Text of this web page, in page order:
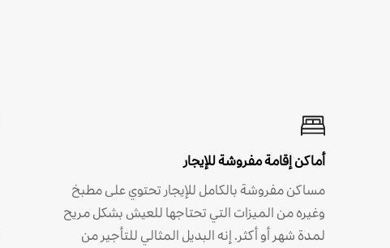
أماكن إقامة مفروشة للإيجار
مساكن مفروشة بالكامل للإيجار تحتوي على مطبخ
وغيره من الميزات التي تحتاجها للعيش بشكل مريح
لمدة شهر أو أكثر. إنه البديل المثالي للتأجير من